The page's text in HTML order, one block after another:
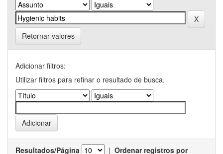
Retornar valores
Adicionar filtros:
Utilizar filtros para refinar o resultado de busca.
Resultados/Página | Ordenar registros por